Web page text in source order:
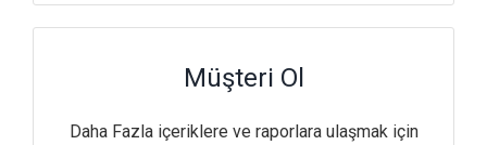
Müşteri Ol
Daha Fazla içeriklere ve raporlara ulaşmak için